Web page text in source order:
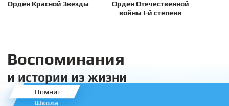
Орден Красной Звезды
Орден Отечественной
войны I-й степени
Воспоминания
и истории из жизни
Помнит
Школа